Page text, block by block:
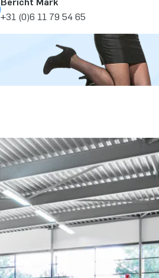
+31 (0)6 11 79 54 65